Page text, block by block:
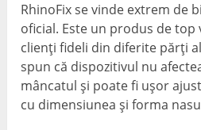
RhinoFix se vinde extrem de
oficial. Este un produs de
clienți fideli din diferite părți
spun că dispozitivul nu
mâncatul și poate fi ușor
cu dimensiunea și forma